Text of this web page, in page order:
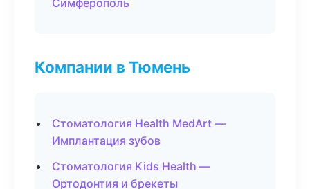
Симферополь
Компании в Тюмень
Стоматология Health MedArt —
Имплантация зубов
Стоматология Kids Health —
Ортодонтия и брекеты